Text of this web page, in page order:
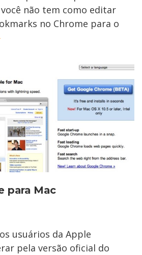
não tem como editar
no Chrome para o
para Mac
usuários da Apple
pela versão oficial do